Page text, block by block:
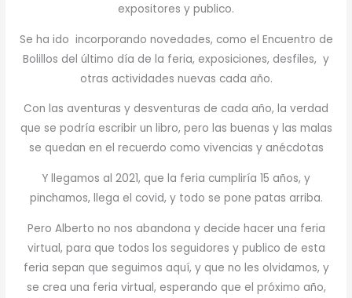
expositores y publico.
Se ha ido incorporando novedades, como el Encuentro de
Bolillos del último día de la feria, exposiciones, desfiles, y
otras actividades nuevas cada año.
Con las aventuras y desventuras de cada año, la verdad
que se podría escribir un libro, pero las buenas y las malas
se quedan en el recuerdo como vivencias y anécdotas
Y llegamos al 2021, que la feria cumpliría 15 años, y
pinchamos, llega el covid, y todo se pone patas arriba.
Pero Alberto no nos abandona y decide hacer una feria
virtual, para que todos los seguidores y publico de esta
feria sepan que seguimos aquí, y que no les olvidamos, y
se crea una feria virtual, esperando que el próximo año,